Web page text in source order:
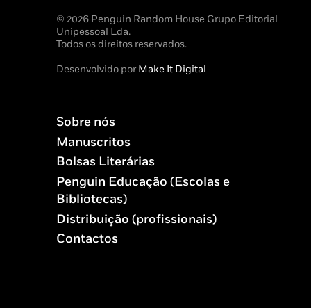
© 2026 Penguin Random House Grupo Editorial
Unipessoal Lda.
Todos os direitos reservados.
Desenvolvido porMake It Digital
Sobre nós
Manuscritos
Bolsas Literárias
Penguin Educação (Escolas e
Bibliotecas)
Distribuição (profissionais)
Contactos